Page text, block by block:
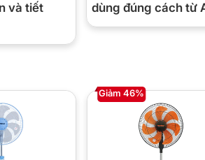
và tiết
dùng đúng cách từ
Giảm 46%